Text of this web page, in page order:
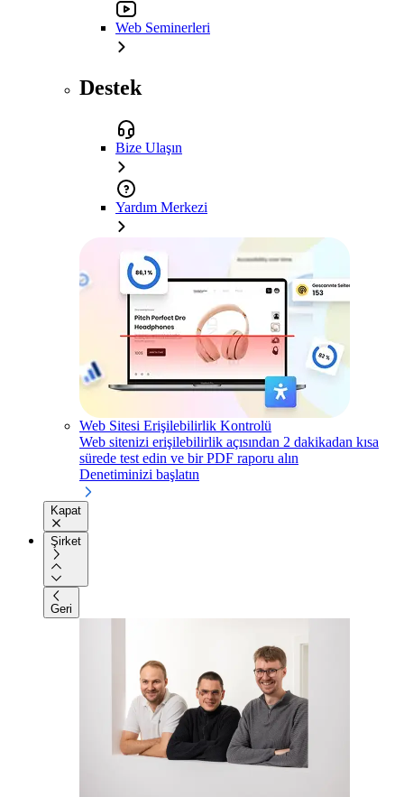
Web Seminerleri
Destek
Bize Ulaşın
Yardım Merkezi
Web Sitesi Erişilebilirlik Kontrolü
Web sitenizi erişilebilirlik açısından 2 dakikadan kısa
sürede test edin ve bir PDF raporu alın
Denetiminizi başlatın
Kapat
Şirket
Geri